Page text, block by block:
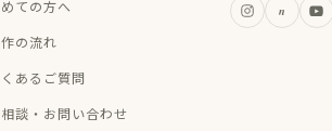
ての方へ
の流れ
あるご質問
談・お問い合わせ
n